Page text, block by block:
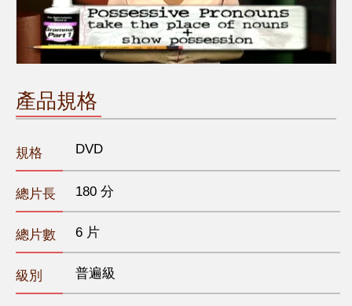
產品規格
規格 DVD
總片長 180 分
總片數 6 片
級別 普遍級